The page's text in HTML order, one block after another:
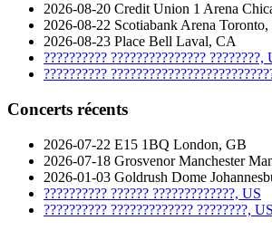
2026-08-20 Credit Union 1 Arena
2026-08-22 Scotiabank Arena Toronto,
2026-08-23 Place Bell Laval, CA
?????????? ??????????????? ????????,
??????????
Concerts récents
2026-07-22 E15 1BQ London, GB
2026-07-18 Grosvenor Manchester
2026-01-03 Goldrush Dome
?????????? ?????? ?????????????, US
?????????? ????????????? ????????, US